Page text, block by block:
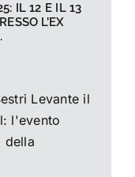
IL 12 E IL 13
L’EX
Levante il
l'evento
della